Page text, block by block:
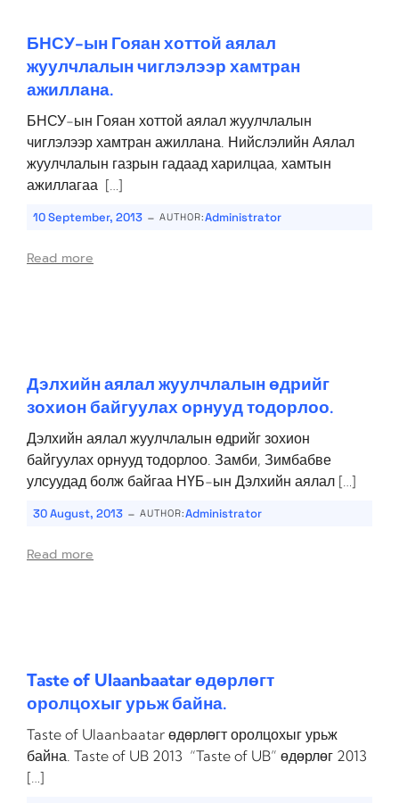
БНСУ-ын Гояан хоттой аялал
жуулчлалын чиглэлээр хамтран
ажиллана.
БНСУ-ын Гояан хоттой аялал жуулчлалын
чиглэлээр хамтран ажиллана. Нийслэлийн Аялал
жуулчлалын газрын гадаад харилцаа, хамтын
ажиллагаа […]
10 September, 2013 - AUTHOR:Administrator
Read more
Дэлхийн аялал жуулчлалын өдрийг
зохион байгуулах орнууд тодорлоо.
Дэлхийн аялал жуулчлалын өдрийг зохион
байгуулах орнууд тодорлоо. Замби, Зимбабве
улсуудад болж байгаа НҮБ-ын Дэлхийн аялал […]
30 August, 2013 - AUTHOR:Administrator
Read more
Taste of Ulaanbaatar өдөрлөгт
оролцохыг урьж байна.
Taste of Ulaanbaatar өдөрлөгт оролцохыг урьж
байна. Taste of UB 2013 “Taste of UB” өдөрлөг 2013
[…]